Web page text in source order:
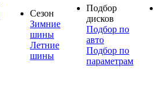
Сезон
Зимние
шины
Летние
шины
Подбор
дисков
Подбор по
авто
Подбор по
параметрам